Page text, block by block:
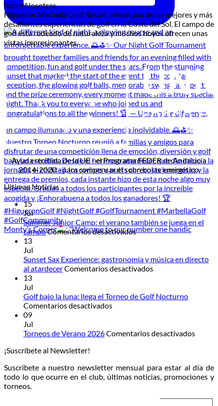
Monty’s Corner : "Welcome to our number one handic
Sobre Nosotros
Higuerón Marbella Golf Resort ofrece una de las mejores y más
desafiantes experiencias de golf en la Costa del Sol. El campo de
golf está rodeado de naturaleza y muchos hoyos ofrecen unas
vistas impresionantes.
Ayuda recibida de la UE - el Programa FEDER de Andalucía
2014-2020 - para compensar el sobrecoste energético.
Últimas Noticias
15
Jul
Summer Junior Camp: el verano también se juega en el
campoComentarios desactivadosen
Camp:
el
se
campo
13
Jul
Sunset Sax Experience: gastronomía y música en directo
al atardecerComentarios desactivadosen
Experience:
en
13
Jul
Golf bajo la luna: llega el Torneo de Golf Nocturno
Comentarios desactivadosen
la
Torneo
de
09
Jul
Torneos de Verano 2026Comentarios desactivadosen
2026
¡Suscríbete al Newsletter!
Suscríbete a nuestro newsletter mensual para estar al día de
todo lo que ocurre en el club, últimas noticias, promociones y
torneos.